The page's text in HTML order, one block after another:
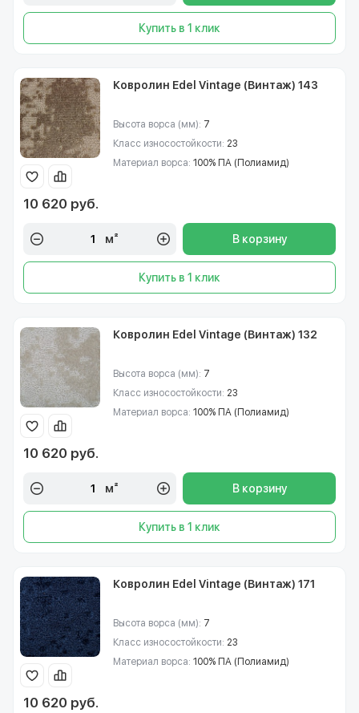
Купить в 1 клик
Ковролин Edel Vintage (Винтаж) 143
Высота ворса (мм): 7
Класс износостойкости: 23
Материал ворса: 100% ПА (Полиамид)
10 620 руб.
м² В корзину
Купить в 1 клик
Ковролин Edel Vintage (Винтаж) 132
Высота ворса (мм): 7
Класс износостойкости: 23
Материал ворса: 100% ПА (Полиамид)
10 620 руб.
м² В корзину
Купить в 1 клик
Ковролин Edel Vintage (Винтаж) 171
Высота ворса (мм): 7
Класс износостойкости: 23
Материал ворса: 100% ПА (Полиамид)
10 620 руб.